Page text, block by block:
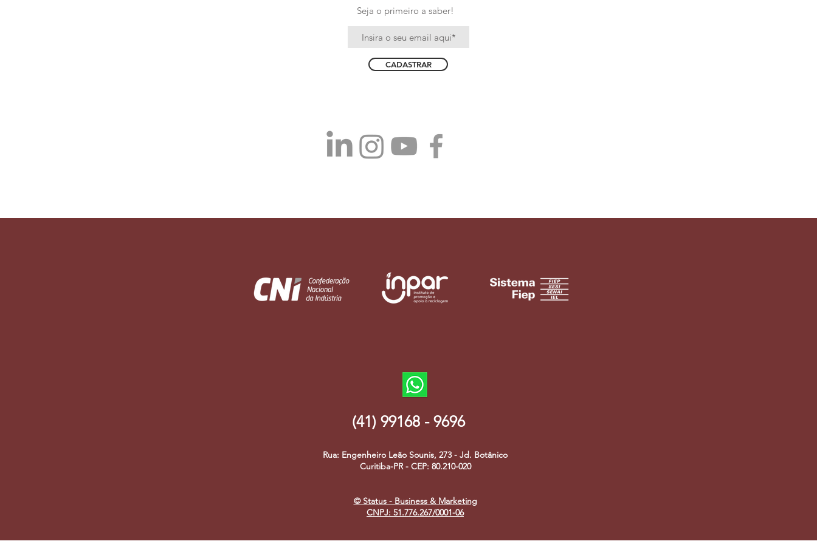
Seja o primeiro a saber!
CADASTRAR
(41) 99168 - 9696
Rua: Engenheiro Leão Sounis, 273 - Jd. Botânico
Curitiba-PR - CEP: 80.210-020
© Status - Business & Marketing
CNPJ: 51.776.267/0001-06